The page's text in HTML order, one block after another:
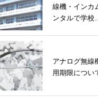
線機・インカ
ンタルで学
アナログ無線
用期限につい